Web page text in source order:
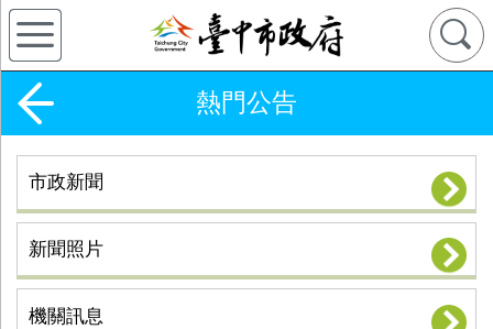
熱門公告
市政新聞
新聞照片
機關訊息